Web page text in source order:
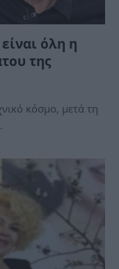
όλη η
της
κόσμο, μετά τη